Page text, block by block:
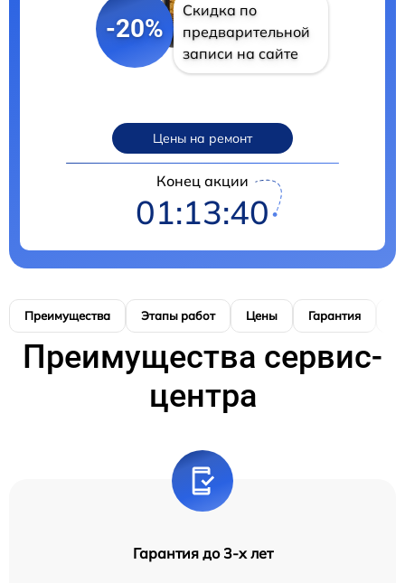
-20%
Скидка по
предварительной
записи на сайте
Цены на ремонт
Конец акции
01:13:39
Преимущества Этапы работ Цены Гарантия
Преимущества сервис-
центра
Гарантия до 3-х лет